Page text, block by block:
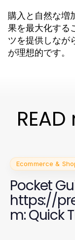
購入と自然な増
果を最大化する
ツを提供しなが
が理想的です。
Ecommerce &
Pocket
https://
m: Quick